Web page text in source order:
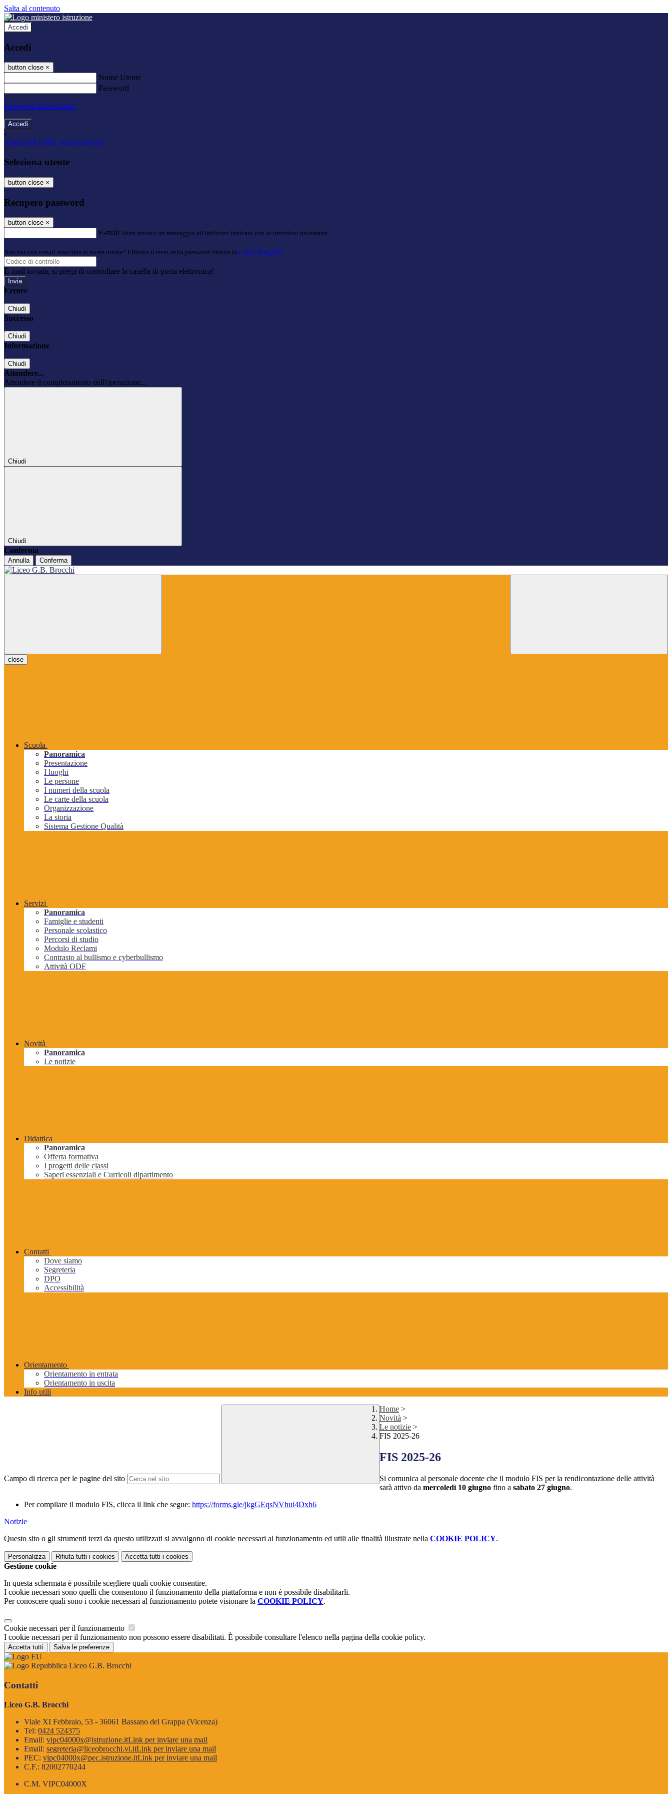
Salta al contenuto
Accedi
Accedi
button close ×
Nome Utente
Password
Password dimenticata?
-
Entra con SPID Entra con CIE
Seleziona utente
button close ×
Recupero password
button close ×
E-mail Verrà inviato un messaggio all'indirizzo indicato con le istruzioni necessarie.
Non hai una e-mail associata al nome utente? Effettua il reset della password tramite la Login Spaggiari
E-mail inviata, si prega di controllare la casella di posta elettronica!
Errore
Chiudi
Successo
Chiudi
Informazione
Chiudi
Attendere...
Attendere il completamento dell'operazione...
Chiudi
Chiudi
Conferma
Annulla Conferma
close
Scuola
Panoramica
Presentazione
I luoghi
Le persone
I numeri della scuola
Le carte della scuola
Organizzazione
La storia
Sistema Gestione Qualità
Servizi
Panoramica
Famiglie e studenti
Personale scolastico
Percorsi di studio
Modulo Reclami
Contrasto al bullismo e cyberbullismo
Attività ODF
Novità
Panoramica
Le notizie
Didattica
Panoramica
Offerta formativa
I progetti delle classi
Saperi essenziali e Curricoli dipartimento
Contatti
Dove siamo
Segreteria
DPO
Accessibilità
Orientamento
Orientamento in entrata
Orientamento in uscita
Info utili
Campo di ricerca per le pagine del sito
Home >
Novità >
Le notizie >
FIS 2025-26
FIS 2025-26
Si comunica al personale docente che il modulo FIS per la rendicontazione delle attività
sarà attivo da mercoledì 10 giugno fino a sabato 27 giugno.
Per compilare il modulo FIS, clicca il link che segue: https://forms.gle/jkgGEqsNVhui4Dxh6
Notizie
Questo sito o gli strumenti terzi da questo utilizzati si avvalgono di cookie necessari al funzionamento ed utili alle finalità illustrate nella COOKIE POLICY.
Personalizza Rifiuta tutti i cookies Accetta tutti i cookies
Gestione cookie
In questa schermata è possibile scegliere quali cookie consentire.
I cookie necessari sono quelli che consentono il funzionamento della piattaforma e non è possibile disabilitarli.
Per conoscere quali sono i cookie necessari al funzionamento potete visionare la COOKIE POLICY.
Cookie necessari per il funzionamento
I cookie necessari per il funzionamento non possono essere disabilitati. È possibile consultare l'elenco nella pagina della cookie policy.
Accetta tutti Salva le preferenze
Liceo G.B. Brocchi
Contatti
Liceo G.B. Brocchi
Viale XI Febbraio, 53 - 36061 Bassano del Grappa (Vicenza)
Tel: 0424 524375
Email: vipc04000x@istruzione.itLink per inviare una mail
Email: segreteria@liceobrocchi.vi.itLink per inviare una mail
PEC: vipc04000x@pec.istruzione.itLink per inviare una mail
C.F.: 82002770244
C.M. VIPC04000X